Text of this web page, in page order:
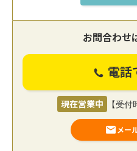
お問合わせ
電話
現在営業中 【受
メー